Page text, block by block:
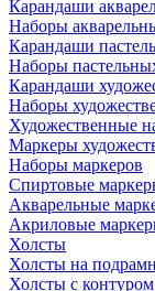
Карандаши
Наборы
Карандаши
Наборы
Карандаши
Наборы
Художественные
Маркеры
Наборы маркеров
Спиртовые
Акварельные
Акриловые
Холсты
Холсты на
Холсты с контуром